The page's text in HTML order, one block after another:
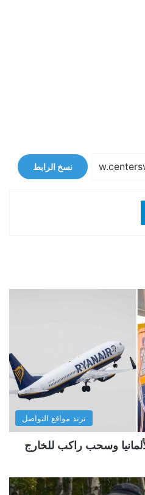
نسخ الرابط
ترند مواقع التواصل
وسحب راكب للخارج